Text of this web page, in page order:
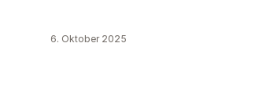
6. Oktober 2025